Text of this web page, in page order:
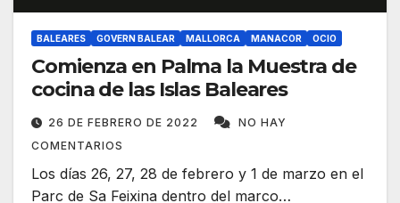
BALEARES GOVERN BALEAR MALLORCA MANACOR OCIO
Comienza en Palma la Muestra de
cocina de las Islas Baleares
26 DE FEBRERO DE 2022
NO HAY
COMENTARIOS
Los días 26, 27, 28 de febrero y 1 de marzo en el
Parc de Sa Feixina dentro del marco…